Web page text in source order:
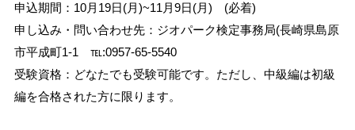
申込期間：10月19日(月)~11月9日(月) (必着)
申し込み・問い合わせ先：ジオパーク検定事務局(長崎県島原
市平成町1-1 ℡:0957-65-5540
受験資格：どなたでも受験可能です。ただし、中級編は初級
編を合格された方に限ります。